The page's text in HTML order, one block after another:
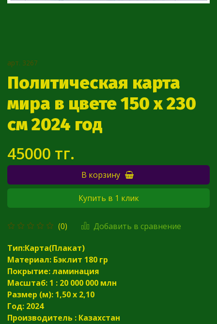
арт. 3267
Политическая карта
мира в цвете 150 х 230
см 2024 год
(0) Добавить в сравнение
45000 тг.
В корзину
Купить в 1 клик
Тип:Карта(Плакат)
Материал: Бэклит 180 гр
Покрытие: ламинация
Масштаб: 1 : 20 000 000 млн
Размер (м): 1,50 х 2,10
Год: 2024
Производитель : Казахстан